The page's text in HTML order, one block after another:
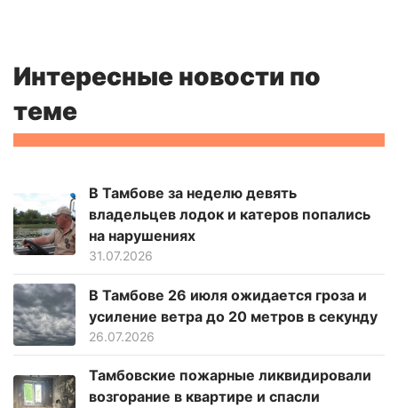
Интересные новости по
теме
В Тамбове за неделю девять
владельцев лодок и катеров попались
на нарушениях
31.07.2026
В Тамбове 26 июля ожидается гроза и
усиление ветра до 20 метров в секунду
26.07.2026
Тамбовские пожарные ликвидировали
возгорание в квартире и спасли